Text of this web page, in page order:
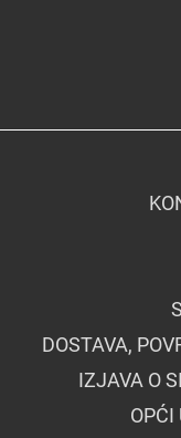
DOSTAVA,
IZJAVA O
OPĆI